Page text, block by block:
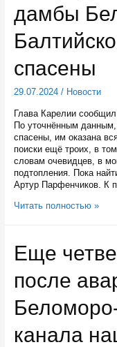
Сегежском
Беломорском
дамбы
спасены
29.07.2024/ Новости
Глава Карелии
По уточнённым
спасены, им оказана
поиски ещё троих, в
словам очевидцев, в
подтопления. Пока
Артур Парфенчиков. К
Семь
от
прорыва
дамбы
Беломоро-
Балтийского
канала
Читать полностью »
Еще
после
канала